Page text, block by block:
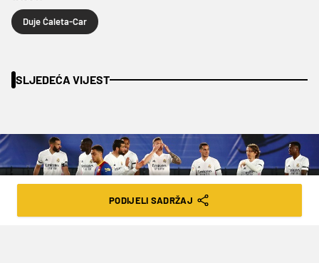
Duje Ćaleta-Car
SLJEDEĆA VIJEST
PODIJELI SADRŽAJ